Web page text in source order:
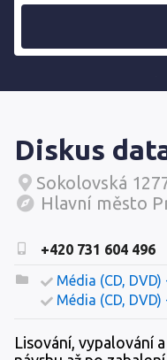
Diskus
Sokolovská
Hlavní město
+420 731 604 496
Média (CD,
Média (CD,
Lisování, vypalování